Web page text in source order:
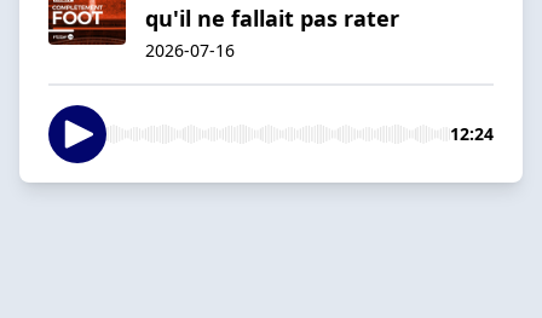
qu'il ne fallait pas rater
2026-07-16
12:24